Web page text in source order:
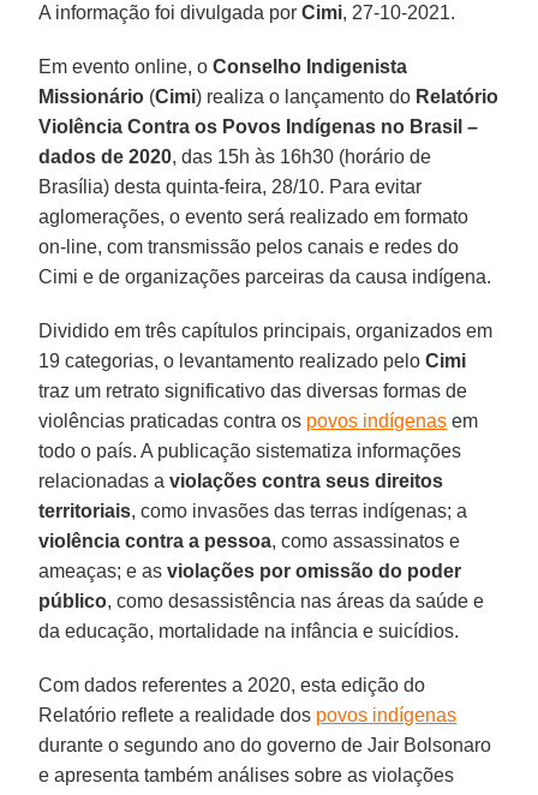
A informação foi divulgada porCimi, 27-10-2021.
Em evento online, oConselho Indigenista
Missionário (Cimi) realiza o lançamento do Relatório
Violência Contra os Povos Indígenas no Brasil –
dados de 2020, das 15h às 16h30 (horário de
Brasília) desta quinta-feira, 28/10. Para evitar
aglomerações, o evento será realizado em formato
on-line, com transmissão pelos canais e redes do
Cimi e de organizações parceiras da causa indígena.
Dividido em três capítulos principais, organizados em
19 categorias, o levantamento realizado peloCimi
traz um retrato significativo das diversas formas de
violências praticadas contra os povos indígenas em
todo o país. A publicação sistematiza informações
relacionadas aviolações contra seus direitos
territoriais, como invasões das terras indígenas; a
violência contra a pessoa, como assassinatos e
ameaças; e asviolações por omissão do poder
público, como desassistência nas áreas da saúde e
da educação, mortalidade na infância e suicídios.
Com dados referentes a 2020, esta edição do
Relatório reflete a realidade dos povos indígenas
durante o segundo ano do governo de Jair Bolsonaro
e apresenta também análises sobre as violações